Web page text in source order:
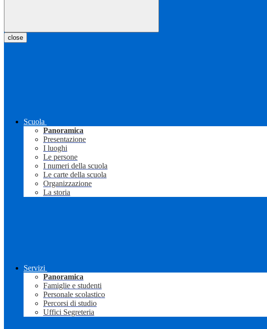
close
Scuola
Panoramica
Presentazione
I luoghi
Le persone
I numeri della scuola
Le carte della scuola
Organizzazione
La storia
Servizi
Panoramica
Famiglie e studenti
Personale scolastico
Percorsi di studio
Uffici Segreteria